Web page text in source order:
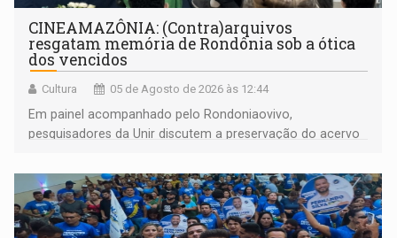
CINEAMAZÔNIA: (Contra)arquivos
resgatam memória de Rondônia sob a ótica
dos vencidos
Cultura 05 de Agosto de 2026 às 12:44
Em painel acompanhado pelo Rondoniaovivo,
pesquisadores da Unir discutem a preservação do acervo
memória como bússola para o futuro